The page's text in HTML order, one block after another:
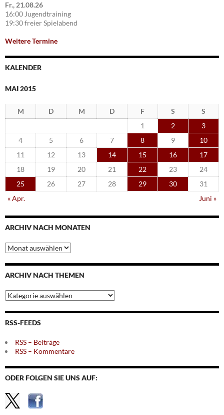
Fr., 21.08.26
16:00 Jugendtraining
19:30 freier Spielabend
Weitere Termine
KALENDER
MAI 2015
M D M D F S
S
1
2
3
4
5 6 7 8 9
10
11
12 13 14 15 16
17
18
19 20 21 22 23
24
25
26 27 28 29 30
31
« Apr.
Juni »
ARCHIV NACH MONATEN
Archiv
nach
Monaten
ARCHIV NACH THEMEN
Archiv
nach
Themen
RSS-FEEDS
RSS – Beiträge
RSS – Kommentare
ODER FOLGEN SIE UNS AUF: